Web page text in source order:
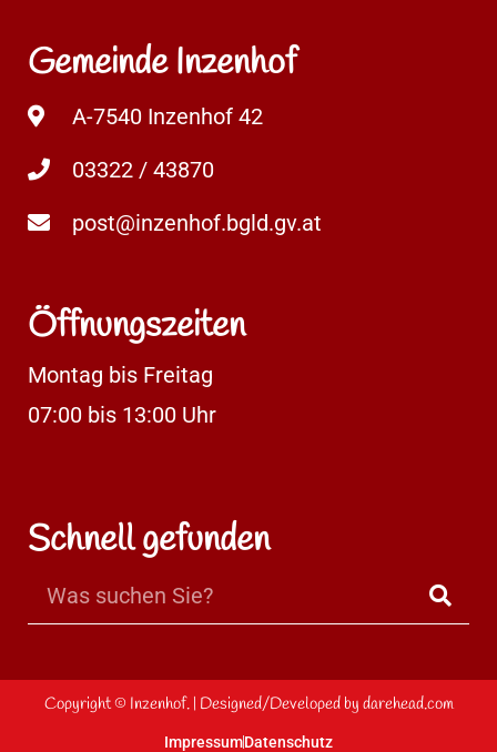
Gemeinde Inzenhof
A-7540 Inzenhof 42
03322 / 43870
post@inzenhof.bgld.gv.at
Öffnungszeiten
Montag bis Freitag
07:00 bis 13:00 Uhr
Schnell gefunden
Copyright © Inzenhof.| Designed/Developed by darehead.com
ImpressumDatenschutz